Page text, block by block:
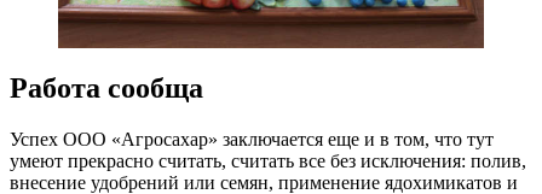
Работа сообща
Успех ООО «Агросахар» заключается еще и в том, что тут
умеют прекрасно считать, считать все без исключения: полив,
внесение удобрений или семян, применение ядохимикатов и